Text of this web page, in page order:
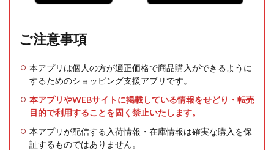
ご注意事項
本アプリは個人の方が適正価格で商品購入ができるように
するためのショッピング支援アプリです。
本アプリやWEBサイトに掲載している情報をせどり・転売
目的で利用することを固く禁止いたします。
本アプリが配信する入荷情報・在庫情報は確実な購入を保
証するものではありません。